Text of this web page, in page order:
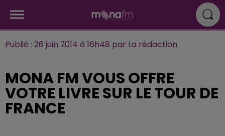
Publié : 26 juin 2014 à 16h48 par La rédaction
MONA FM VOUS OFFRE
VOTRE LIVRE SUR LE TOUR DE
FRANCE